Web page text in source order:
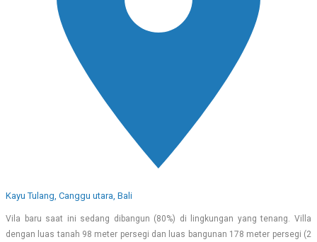
Kayu Tulang, Canggu utara, Bali
Vila baru saat ini sedang dibangun (80%) di lingkungan yang tenang. Villa
dengan luas tanah 98 meter persegi dan luas bangunan 178 meter persegi (2